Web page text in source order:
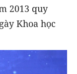
2013 quy
Khoa học